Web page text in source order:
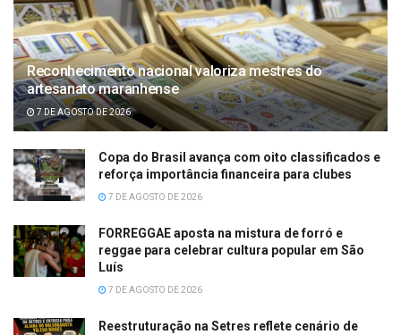
Reconhecimento nacional valoriza mestres do
artesanato maranhense
7 DE AGOSTO DE 2026
Copa do Brasil avança com oito classificados e
reforça importância financeira para clubes
7 DE AGOSTO DE 2026
FORREGGAE aposta na mistura de forró e
reggae para celebrar cultura popular em São
Luís
7 DE AGOSTO DE 2026
Reestruturação na Setres reflete cenário de